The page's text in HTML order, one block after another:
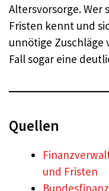
Altersvorsorge.
Fristen kennt und
unnötige Zuschläge
Fall sogar eine
Quellen
und Fristen